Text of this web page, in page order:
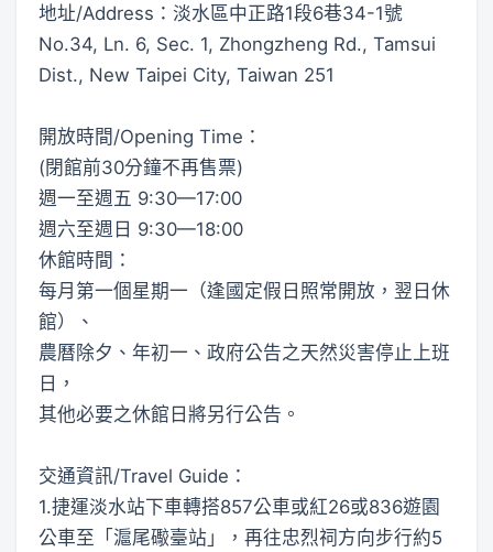
地址/Address：淡水區中正路1段6巷34-1號
No.34, Ln. 6, Sec. 1, Zhongzheng Rd., Tamsui
Dist., New Taipei City, Taiwan 251
開放時間/Opening Time：
(閉館前30分鐘不再售票)
週一至週五 9:30—17:00
週六至週日 9:30—18:00
休館時間：
每月第一個星期一（逢國定假日照常開放，翌日休
館）、
農曆除夕、年初一、政府公告之天然災害停止上班
日，
其他必要之休館日將另行公告。
交通資訊/Travel Guide：
1.捷運淡水站下車轉搭857公車或紅26或836遊園
公車至「滬尾礮臺站」，再往忠烈祠方向步行約5